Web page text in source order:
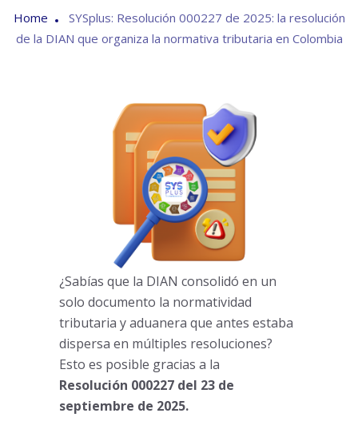
Home
SYSplus: Resolución 000227 de 2025: la resolución
de la DIAN que organiza la normativa tributaria en Colombia
¿Sabías que la DIAN consolidó en un
solo documento la normatividad
tributaria y aduanera que antes estaba
dispersa en múltiples resoluciones?
Esto es posible gracias a la
Resolución 000227 del 23 de
septiembre de 2025.